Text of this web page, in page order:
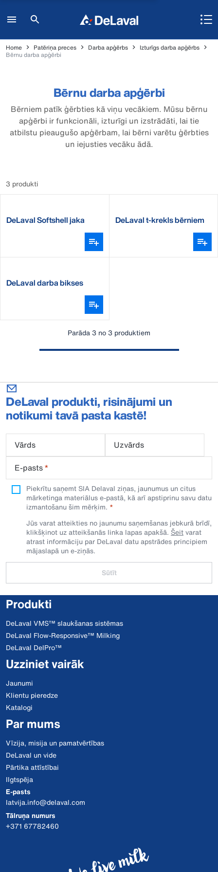
Home Patēriņa preces Darba apģērbs
Izturīgs darba apģērbs
Bērnu darba apģērbi
Bērnu darba apģērbi
Bērniem patīk ģērbties kā viņu vecākiem. Mūsu bērnu
apģērbi ir funkcionāli, izturīgi un izstrādāti, lai tie
atbilstu pieaugušo apģērbam, lai bērni varētu ģērbties
un iejusties vecāku ādā.
3 produkti
DeLaval Softshell jaka DeLaval t-krekls bērniem
DeLaval darba bikses
Parāda 3 no 3 produktiem
DeLaval produkti, risinājumi un
notikumi tavā pasta kastē!
Vārds
Uzvārds
E-pasts*
Piekrītu saņemt SIA Delaval ziņas, jaunumus un citus
mārketinga materiālus e-pastā, kā arī apstiprinu savu datu
izmantošanu šim mērķim.
Jūs varat atteikties no jaunumu saņemšanas jebkurā brīdī,
klikšķinot uz atteikšanās linka lapas apakšā. Šeitvarat
atrast informāciju par DeLaval datu apstrādes principiem
mājaslapā un e-ziņās.
Sūtīt
Produkti
DeLaval VMS™ slaukšanas sistēmas
DeLaval Flow-Responsive™ Milking
DeLaval DelPro™
Uzziniet vairāk
Jaunumi
Klientu pieredze
Katalogi
Par mums
Vīzija, misija un pamatvērtības
DeLaval un vide
Pārtika attīstībai
Ilgtspēja
E-pasts
latvija.info@delaval.com
Tālruņa numurs
+371 67782460